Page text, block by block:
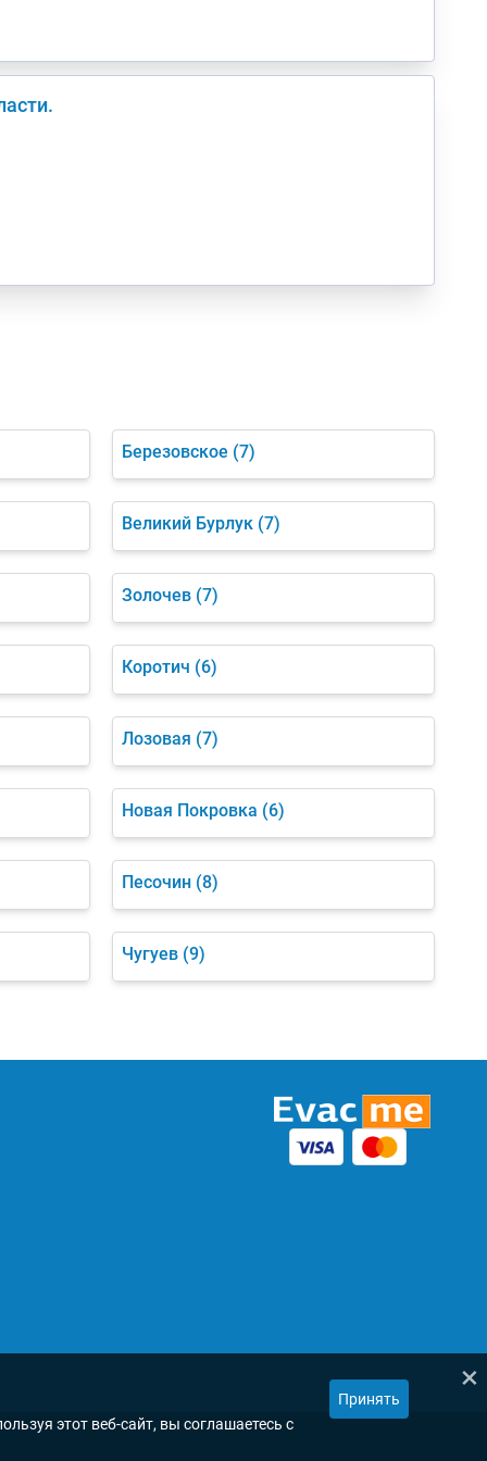
Березовское (7)
Великий Бурлук (7)
Золочев (7)
Коротич (6)
Лозовая (7)
Новая Покровка (6)
Песочин (8)
Чугуев (9)
×
этот веб-сайт, вы соглашаетесь с
Принять